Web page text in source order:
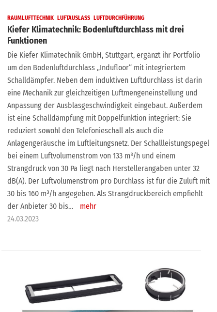
RAUMLUFTTECHNIK LUFTAUSLASS LUFTDURCHFÜHRUNG
Kiefer Klimatechnik: Bodenluftdurchlass mit drei
Funktionen
Die Kiefer Klimatechnik GmbH, Stuttgart, ergänzt ihr Portfolio
um den Bodenluftdurchlass „Indufloor“ mit integriertem
Schalldämpfer. Neben dem induktiven Luftdurchlass ist darin
eine Mechanik zur gleichzeitigen Luftmengeneinstellung und
Anpassung der Ausblasgeschwindigkeit eingebaut. Außerdem
ist eine Schalldämpfung mit Doppelfunktion integriert: Sie
reduziert sowohl den Telefonieschall als auch die
Anlagengeräusche im Luftleitungsnetz. Der Schallleistungspegel
bei einem Luftvolumenstrom von 133 m³/h und einem
Strangdruck von 30 Pa liegt nach Herstellerangaben unter 32
dB(A). Der Luftvolumenstrom pro Durchlass ist für die Zuluft mit
30 bis 160 m³/h angegeben. Als Strangdruckbereich empfiehlt
der Anbieter 30 bis…
mehr
24.03.2023